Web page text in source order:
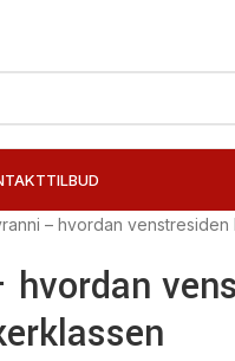
TILBUD
– hvordan
hvordan